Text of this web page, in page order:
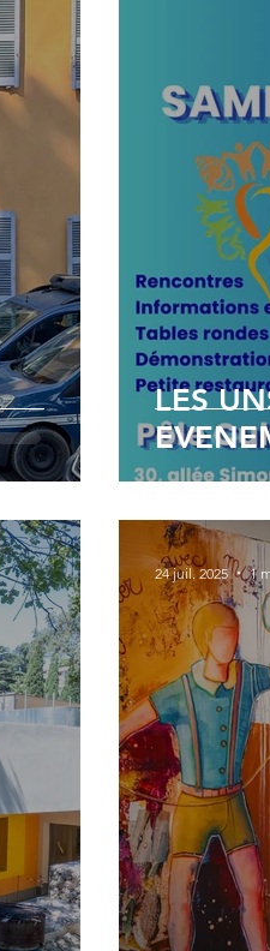
ARCHIVES ET PATRIMOINE
& musique FETES &
LA DELINQUANCE ECAM
LES
24 juil. 2025 1